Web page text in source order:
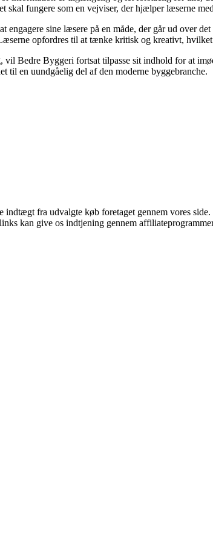
fungere som en vejviser, der hjælper læserne
sine læsere på en måde, der går ud over
opfordres til at tænke kritisk og kreativt,
Bedre Byggeri fortsat tilpasse sit indhold for at
til en uundgåelig del af den moderne byggebranche.
fra udvalgte køb foretaget gennem vores side.
kan give os indtjening gennem